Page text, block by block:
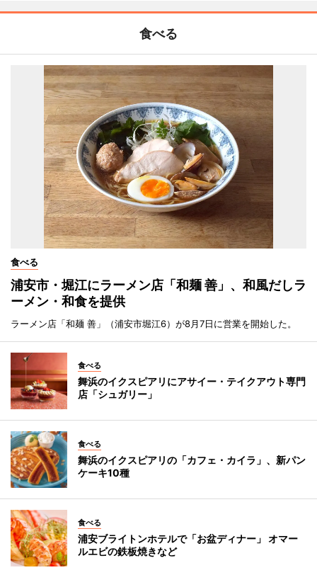
食べる
食べる
浦安市・堀江にラーメン店「和麺 善」、和風だしラ
ーメン・和食を提供
ラーメン店「和麺 善」（浦安市堀江6）が8月7日に営業を開始した。
食べる
舞浜のイクスピアリにアサイー・テイクアウト専門
店「シュガリー」
食べる
舞浜のイクスピアリの「カフェ・カイラ」、新パン
ケーキ10種
食べる
浦安ブライトンホテルで「お盆ディナー」 オマー
ルエビの鉄板焼きなど